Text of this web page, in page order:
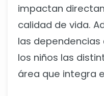
impactan
calidad de vida.
las
los niños las
área que integra